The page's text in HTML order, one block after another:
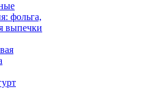
фольга,
выпечки